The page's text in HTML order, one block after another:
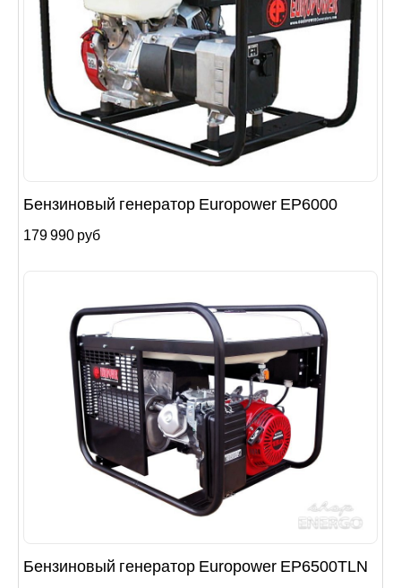
Бензиновый генератор Europower EP6000
179 990 руб
Бензиновый генератор Europower EP6500TLN